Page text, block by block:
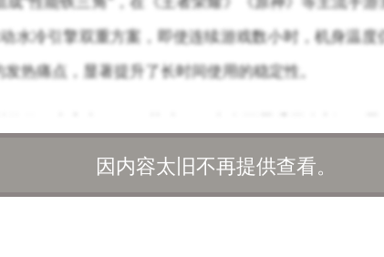
水冷引擎双重方案，即使连续游戏数小时，机身温
热痛点，显著提升了长时间使用的稳定性。
光。由于前置摄像头完全隐藏于屏幕下方，整机屏占
效缓解长时间使用带来的视觉疲劳。
因内容太旧不再提供查看。